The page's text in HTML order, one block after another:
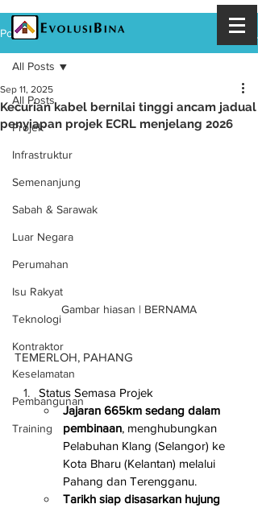
Post
All Posts
Projek
Infrastruktur
Semenanjung
Sabah & Sarawak
Luar Negara
Perumahan
Isu Rakyat
Teknologi
Kontraktor
Keselamatan
Pembangunan
Training
All Posts
Kecurian kabel bernilai tinggi ancam jadual
penyiapan projek ECRL menjelang 2026
Sep 11, 2025
Gambar hiasan | BERNAMA
TEMERLOH, PAHANG
Status Semasa Projek
Jajaran 665km sedang dalam
pembinaan, menghubungkan
Pelabuhan Klang (Selangor) ke
Kota Bharu (Kelantan) melalui
Pahang dan Terengganu.
Tarikh siap disasarkan hujung